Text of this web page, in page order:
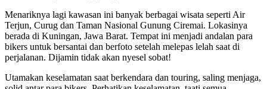
Menariknya lagi kawasan ini banyak berbagai wisata seperti Air
Terjun, Curug dan Taman Nasional Gunung Ciremai. Lokasinya
berada di Kuningan, Jawa Barat. Tempat ini menjadi andalan para
bikers untuk bersantai dan berfoto setelah melepas lelah saat di
perjalanan. Dijamin tidak akan nyesel sobat!
Utamakan keselamatan saat berkendara dan touring, saling menjaga,